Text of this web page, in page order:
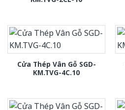
Cửa Thép Vân Gỗ SGD-
KM.TVG-4C.10